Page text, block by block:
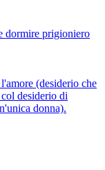
dormire prigioniero
(desiderio che
desiderio di
donna).